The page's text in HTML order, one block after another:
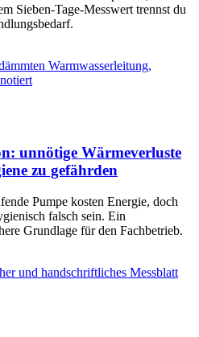
Sieben-Tage-Messwert trennst du
unnötige Wärmeverluste
zu gefährden
Pumpe kosten Energie, doch
falsch sein. Ein
Grundlage für den Fachbetrieb.